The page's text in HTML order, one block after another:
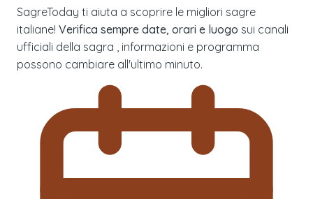
SagreToday ti aiuta a scoprire le migliori sagre
italiane! Verifica sempre date, orari e luogo sui canali
ufficiali della sagra , informazioni e programma
possono cambiare all'ultimo minuto.